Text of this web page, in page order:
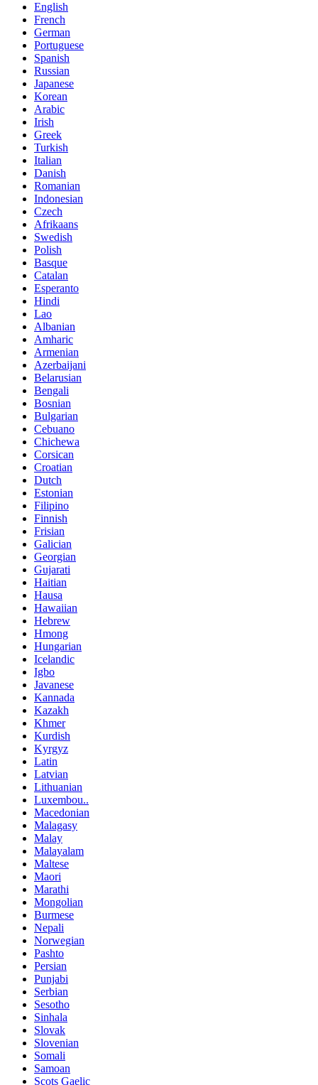
English
French
German
Portuguese
Spanish
Russian
Japanese
Korean
Arabic
Irish
Greek
Turkish
Italian
Danish
Romanian
Indonesian
Czech
Afrikaans
Swedish
Polish
Basque
Catalan
Esperanto
Hindi
Lao
Albanian
Amharic
Armenian
Azerbaijani
Belarusian
Bengali
Bosnian
Bulgarian
Cebuano
Chichewa
Corsican
Croatian
Dutch
Estonian
Filipino
Finnish
Frisian
Galician
Georgian
Gujarati
Haitian
Hausa
Hawaiian
Hebrew
Hmong
Hungarian
Icelandic
Igbo
Javanese
Kannada
Kazakh
Khmer
Kurdish
Kyrgyz
Latin
Latvian
Lithuanian
Luxembou..
Macedonian
Malagasy
Malay
Malayalam
Maltese
Maori
Marathi
Mongolian
Burmese
Nepali
Norwegian
Pashto
Persian
Punjabi
Serbian
Sesotho
Sinhala
Slovak
Slovenian
Somali
Samoan
Scots Gaelic